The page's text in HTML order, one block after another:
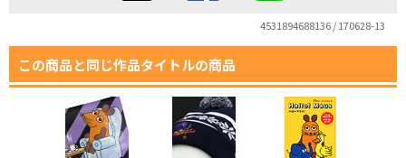
4531894688136 / 170628-13
この商品と同じ作品タイトルの商品